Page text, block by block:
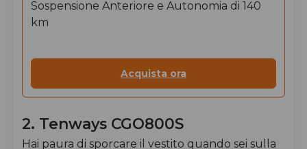
Sospensione Anteriore e Autonomia di 140
km
Acquista ora
2. Tenways CGO800S
Hai paura di sporcare il vestito quando sei sulla